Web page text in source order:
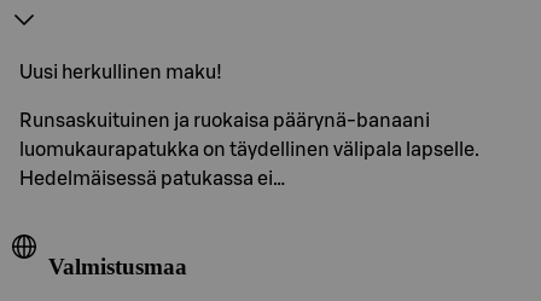
Uusi herkullinen maku!
Runsaskuituinen ja ruokaisa päärynä-banaani
luomukaurapatukka on täydellinen välipala lapselle.
Hedelmäisessä patukassa ei…
Valmistusmaa